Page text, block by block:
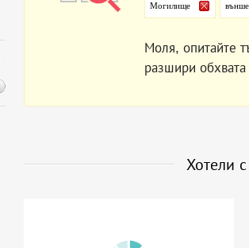
Могилище
Моля, опитайте
разшири обхвата
Хотели